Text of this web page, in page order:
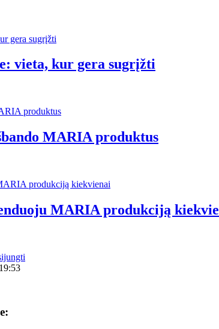
vieta, kur gera sugrįžti
MARIA produktus
MARIA produkciją